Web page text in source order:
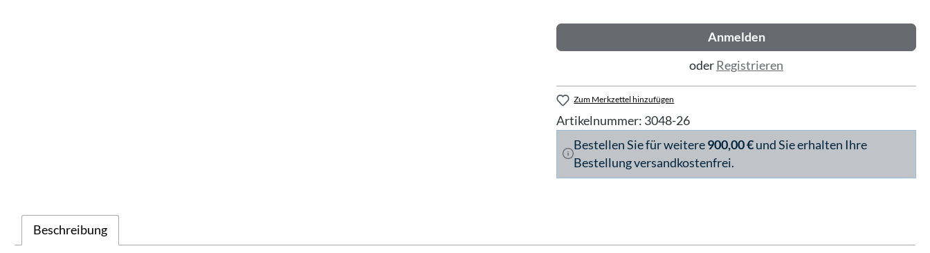
Anmelden
oderRegistrieren
Zum Merkzettel hinzufügen
Artikelnummer: 3048-26
Bestellen Sie für weitere900,00 €und Sie erhalten Ihre
Bestellung versandkostenfrei.
Beschreibung